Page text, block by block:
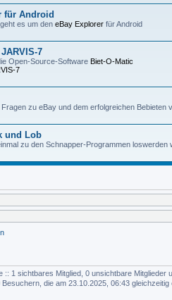
für Android
es um den eBay Explorer für Android
7
Open-Source-Software Biet-O-Matic
7
zu eBay und dem erfolgreichen Bebieten
und Lob
zu den Schnapper-Programmen loswerden
:: 1 sichtbares Mitglied, 0 unsichtbare
Besuchern, die am 23.10.2025, 06:43 gleichzeitig